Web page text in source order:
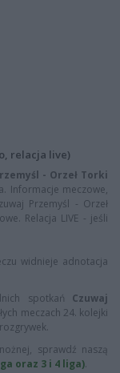
relacja live)
- Orzeł Torki
Informacje meczowe,
Przemyśl - Orzeł
Relacja LIVE - jeśli
widnieje adnotacja
spotkań Czuwaj
meczach 24. kolejki
sprawdź naszą
oraz 3 i 4 liga).